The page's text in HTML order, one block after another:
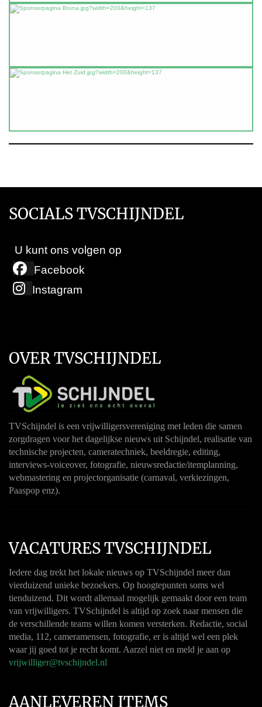
SOCIALS TVSCHIJNDEL
U kunt ons volgen op
Facebook
Instagram
OVER TVSCHIJNDEL
TVSchijndel is een vrijwilligersvereniging met leden die samen
zorgdragen voor het dagelijkse nieuws uit Schijndel, realisatie van
technische projecten, cameratechniek, beeldregie, editing,
interviews-voiceover, fotografie, nieuwsredactie/itemplanning,
webmastering en projectorganisatie (carnaval, verkiezingen,
Paaspop enz).
VACATURES TVSCHIJNDEL
Iedere dag trekt het lokale nieuws op TVSchijndel meer dan
vierduizend unieke bezoekers. Op hoogtepunten soms wel
tienduizend. Dit wordt allemaal mogelijk gemaakt door een team
van vrijwilligers. TVSchijndel is altijd op zoek naar mensen die
de verschillende teams willen komen versterken. Redactie, social
media, 112, cameramensen, fotografie, er is altijd wel een plek
waar jij goed tot je recht komt. Aarzel niet en meld je aan op
vrijwilliger@tvschijndel.nl
AANLEVEREN ITEMS